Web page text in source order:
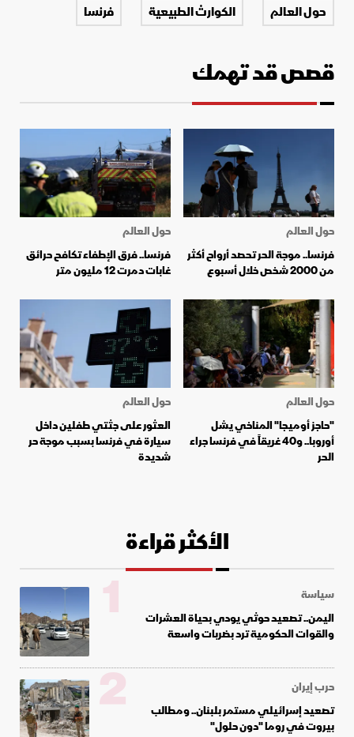
حول العالم الكوارث الطبيعية فرنسا
قصص قد تهمك
حول العالم
فرنسا.. موجة الحر تحصد أرواح أكثر
من 2000 شخص خلال أسبوع
حول العالم
فرنسا.. فرق الإطفاء تكافح حرائق
غابات دمرت 12 مليون متر
حول العالم
"حاجز أوميجا" المناخي يشل
أوروبا.. و40 غريقاً في فرنسا جراء
الحر
حول العالم
العثور على جثتي طفلين داخل
سيارة في فرنسا بسبب موجة حر
شديدة
الأكثر قراءة
سياسة
اليمن.. تصعيد حوثي يودي بحياة العشرات
والقوات الحكومية ترد بضربات واسعة
1
حرب إيران
تصعيد إسرائيلي مستمر بلبنان.. ومطالب
بيروت في روما "دون حلول"
2